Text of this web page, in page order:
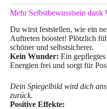
Mehr Selbstbewusstsein
Du wirst feststellen, wie ein
Auftreten boostet! Plötzlich
schöner und selbstsicherer.
Kein Wunder: Ein
Energien frei und sorgt für
Dein Spiegelbild wird dich
zurück.
Positive Effekte: